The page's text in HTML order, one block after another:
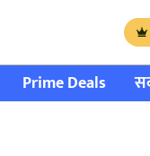
Prime Deals